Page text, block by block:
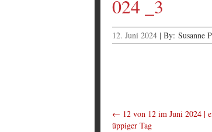
024 _3
12. Juni 2024 | By: Susanne
← 12 von 12 im Juni 2024 |
üppiger Tag